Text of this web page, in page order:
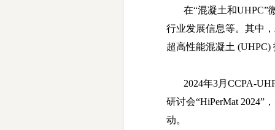
在“混凝土和UHPC”
行业发展信息等。其中
超高性能混凝土 (UHPC)
2024年3月 CCPA-
研讨会“HiPerMat 2024”
动。